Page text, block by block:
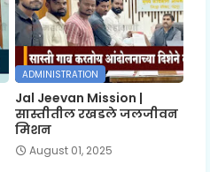
ADMINISTRATION
Jal Jeevan Mission |
सास्तीतील रखडले जलजीवन
मिशन
August 01, 2025